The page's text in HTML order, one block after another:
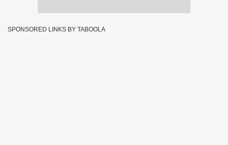
SPONSORED LINKS BY TABOOLA